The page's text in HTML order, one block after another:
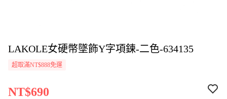
LAKOLE女硬幣墜飾Y字項鍊-二色-634135
超取滿NT$888免運
NT$690